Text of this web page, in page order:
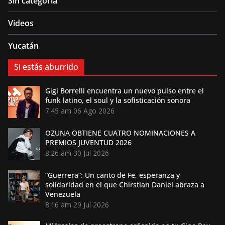
Videos
Yucatán
Si estás aburrido
Gigi Borrelli encuentra un nuevo pulso entre el
funk latino, el soul y la sofisticación sonora
7:45 am 06 Ago 2026
OZUNA OBTIENE CUATRO NOMINACIONES A
PREMIOS JUVENTUD 2026
8:26 am 30 Jul 2026
“Guerrera”: Un canto de Fe, esperanza y
solidaridad en el que Chirstian Daniel abraza a
Venezuela
8:16 am 29 Jul 2026